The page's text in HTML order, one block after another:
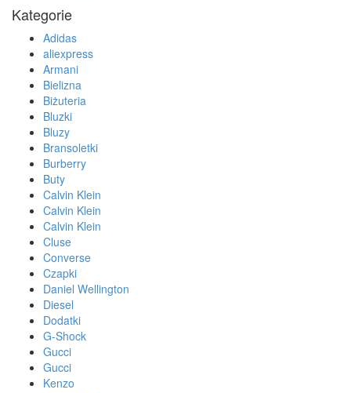
Kategorie
Adidas
aliexpress
Armani
Bielizna
Biżuteria
Bluzki
Bluzy
Bransoletki
Burberry
Buty
Calvin Klein
Calvin Klein
Calvin Klein
Cluse
Converse
Czapki
Daniel Wellington
Diesel
Dodatki
G-Shock
Gucci
Gucci
Kenzo